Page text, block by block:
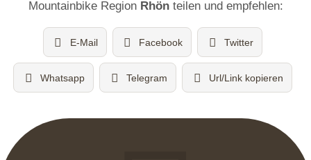
Mountainbike Region Rhönteilen und empfehlen:
E-Mail Facebook Twitter
Whatsapp Telegram Url/Link kopieren